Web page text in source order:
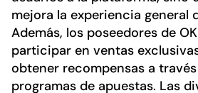
mejora la experiencia general
Además, los poseedores de
participar en ventas
obtener recompensas a
programas de apuestas. Las